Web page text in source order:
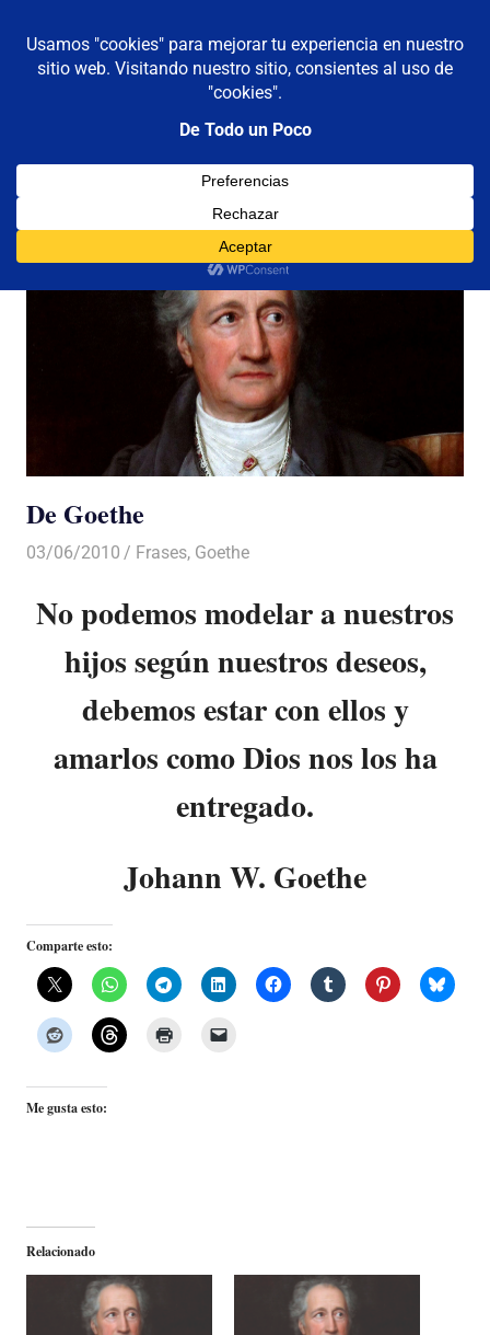
contenido
De todo un poco
Reflexiones,
Viajes
MENÚ
De Goethe
03/06/2010 Luis Castellanos
Frases, Goethe
No podemos modelar a nuestros
hijos según nuestros deseos,
debemos estar con ellos y
amarlos como Dios nos los ha
entregado.
Johann W. Goethe
Comparte esto:
Me gusta esto:
Relacionado